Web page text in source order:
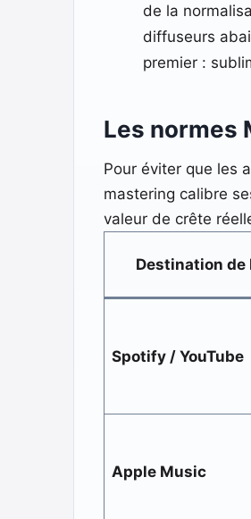
de la
diffuseurs
premier :
Les normes
Pour éviter que les
mastering calibre
valeur de crête
Destination de
Spotify / YouTube
Apple Music